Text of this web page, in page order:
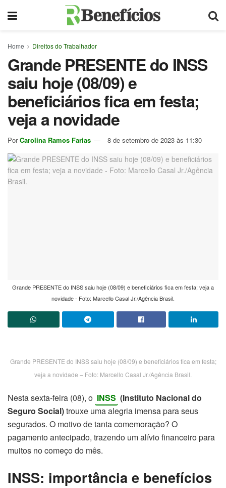
Home Direitos do Trabalhador
Grande PRESENTE do INSS
saiu hoje (08/09) e
beneficiários fica em festa;
veja a novidade
Por Carolina Ramos Farias 8 de setembro de 2023 às 11:30
Grande PRESENTE do INSS saiu hoje (08/09) e beneficiários fica em festa; veja a
novidade - Foto: Marcello Casal Jr./Agência Brasil.
Grande PRESENTE do INSS saiu hoje (08/09) e beneficiários fica em festa;
veja a novidade – Foto: Marcello Casal Jr./Agência Brasil.
Nesta sexta-feira (08), o INSS (Instituto Nacional do
Seguro Social)trouxe uma alegria imensa para seus
segurados. O motivo de tanta comemoração? O
pagamento antecipado, trazendo um alívio financeiro para
muitos no começo do mês.
INSS: importância e benefícios